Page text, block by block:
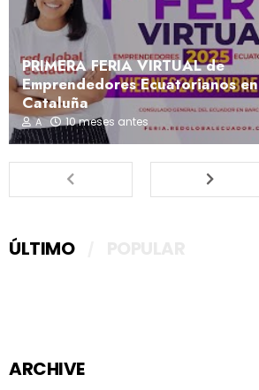
PRIMERA FERIA VIRTUAL de
Emprendedores Ecuatorianos en
Cataluña
A 10 meses antes
ÚLTIMO
ARCHIVE